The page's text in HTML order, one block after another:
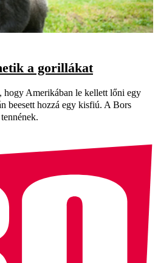
a gorillákat
hogy Amerikában le kellett lőni egy
beesett hozzá egy kisfiú. A Bors